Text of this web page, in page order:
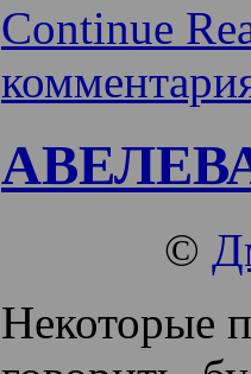
Continue
©
Некоторые